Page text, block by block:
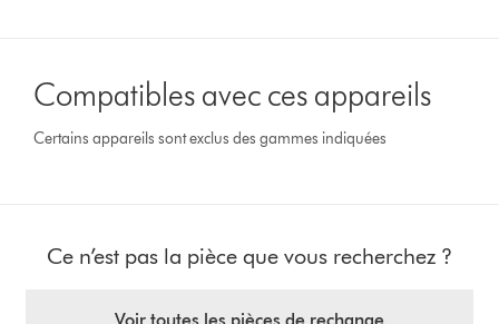
Compatibles avec ces appareils
Certains appareils sont exclus des gammes indiquées
Ce n’est pas la pièce que vous recherchez ?